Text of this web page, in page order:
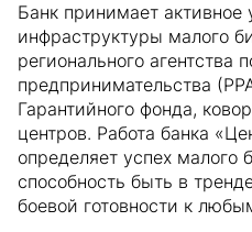
Банк принимает активное
инфраструктуры малого
регионального агентства
предпринимательства
Гарантийного фонда,
центров. Работа банка
определяет успех малого
способность быть в
боевой готовности к